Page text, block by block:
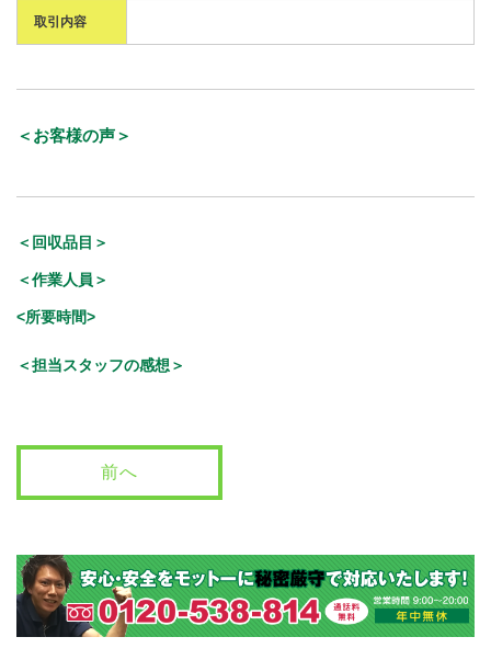
取引内容
＜お客様の声＞
＜回収品目＞
＜作業人員＞
<所要時間>
＜担当スタッフの感想＞
前へ